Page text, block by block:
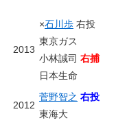
2013
×石川歩 右投
東京ガス
小林誠司 右捕
日本生命
2012
菅野智之 右投
東海大